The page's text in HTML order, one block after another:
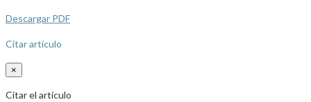
Descargar PDF
Citar artículo
×
Citar el artículo